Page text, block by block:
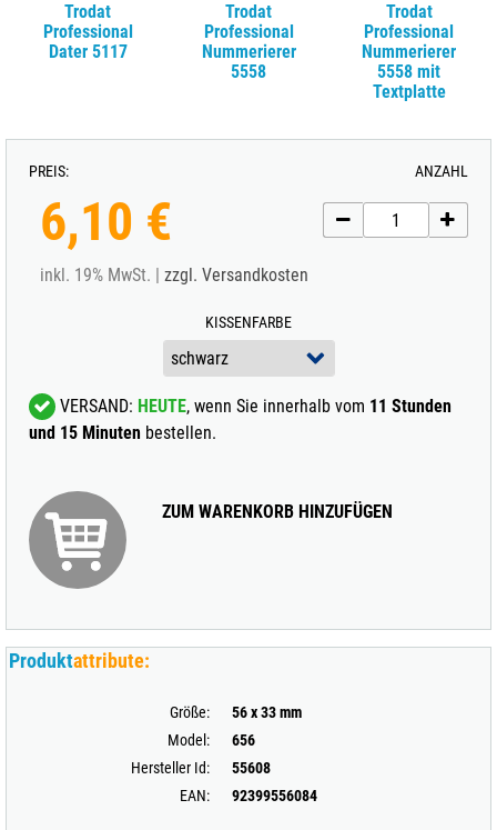
Trodat
Professional
Dater 5117
Trodat
Professional
Nummerierer
5558
Trodat
Professional
Nummerierer
5558 mit
Textplatte
PREIS:
6,10 €
inkl. 19% MwSt. | zzgl. Versandkosten
KISSENFARBE
VERSAND: HEUTE, wenn Sie innerhalb vom 11 Stunden
und 15 Minuten bestellen.
ANZAHL
ZUM WARENKORB HINZUFÜGEN
Produktattribute:
Größe:
56 x 33 mm
Model:
656
Hersteller Id:
55608
EAN:
92399556084